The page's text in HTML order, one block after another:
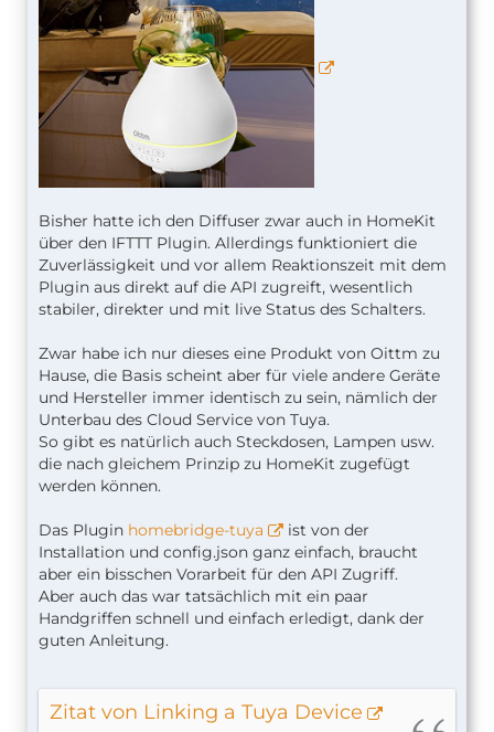
Bisher hatte ich den Diffuser zwar auch in HomeKit
über den IFTTT Plugin. Allerdings funktioniert die
Zuverlässigkeit und vor allem Reaktionszeit mit dem
Plugin aus direkt auf die API zugreift, wesentlich
stabiler, direkter und mit live Status des Schalters.
Zwar habe ich nur dieses eine Produkt von Oittm zu
Hause, die Basis scheint aber für viele andere Geräte
und Hersteller immer identisch zu sein, nämlich der
Unterbau des Cloud Service von Tuya.
So gibt es natürlich auch Steckdosen, Lampen usw.
die nach gleichem Prinzip zu HomeKit zugefügt
werden können.
Das Plugin homebridge-tuya
ist von der
Installation und config.json ganz einfach, braucht
aber ein bisschen Vorarbeit für den API Zugriff.
Aber auch das war tatsächlich mit ein paar
Handgriffen schnell und einfach erledigt, dank der
guten Anleitung.
Zitat von Linking a Tuya Device